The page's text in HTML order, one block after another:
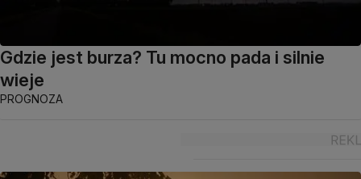
Gdzie jest burza? Tu mocno pada i silnie
wieje
PROGNOZA